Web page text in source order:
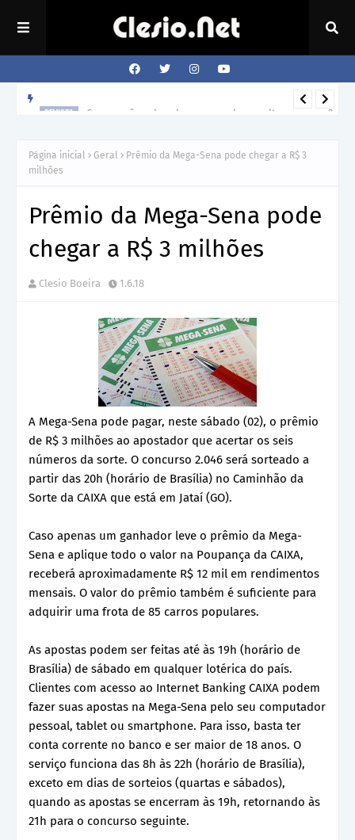
Como o cão sabe a hora que o dono volta para casa?
Página inicial Geral
Prêmio da Mega-Sena pode chegar a R$ 3
milhões
Prêmio da Mega-Sena pode
chegar a R$ 3 milhões
Clesio Boeira 1.6.18
A Mega-Sena pode pagar, neste sábado (02), o prêmio
de R$ 3 milhões ao apostador que acertar os seis
números da sorte. O concurso 2.046 será sorteado a
partir das 20h (horário de Brasília) no Caminhão da
Sorte da CAIXA que está em Jataí (GO).
Caso apenas um ganhador leve o prêmio da Mega-
Sena e aplique todo o valor na Poupança da CAIXA,
receberá aproximadamente R$ 12 mil em rendimentos
mensais. O valor do prêmio também é suficiente para
adquirir uma frota de 85 carros populares.
As apostas podem ser feitas até às 19h (horário de
Brasília) de sábado em qualquer lotérica do país.
Clientes com acesso ao Internet Banking CAIXA podem
fazer suas apostas na Mega-Sena pelo seu computador
pessoal, tablet ou smartphone. Para isso, basta ter
conta corrente no banco e ser maior de 18 anos. O
serviço funciona das 8h às 22h (horário de Brasília),
exceto em dias de sorteios (quartas e sábados),
quando as apostas se encerram às 19h, retornando às
21h para o concurso seguinte.